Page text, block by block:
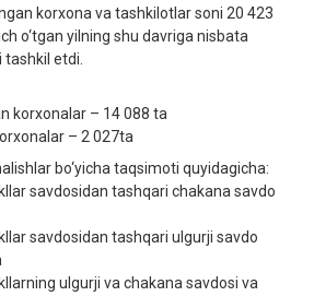
korxona va tashkilotlar soni 20 423
o‘tgan yilning shu davriga nisbata
tashkil etdi.
korxonalar – 14 088 ta
– 2 027ta
bo‘yicha taqsimoti quyidagicha:
savdosidan tashqari chakana savdo
savdosidan tashqari ulgurji savdo
ulgurji va chakana savdosi va